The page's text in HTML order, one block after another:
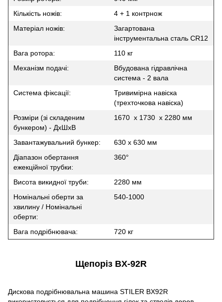
Кількість ножів:
4 + 1 контрнож
Матеріал ножів:
Загартована
інструментальна сталь CR12
Вага ротора:
110 кг
Механізм подачі:
Вбудована гідравлічна
система - 2 вала
Система фіксації:
Тривимірна навіска
(трехточкова навіска)
Розміри (зі складеним
бункером) - ДхШхВ
1670 x 1730 x 2280 мм
Завантажувальний бункер:
630 х 630 мм
Діапазон обертання
ежекційної трубки:
360°
Висота викидної труби:
2280 мм
Номінальні оберти за
хвилину / Номінальні
оберти:
540-1000
Вага подрібнювача: 720 кг
Щепоріз BX-92R
Дискова подрібнювальна машина STILER BX92R